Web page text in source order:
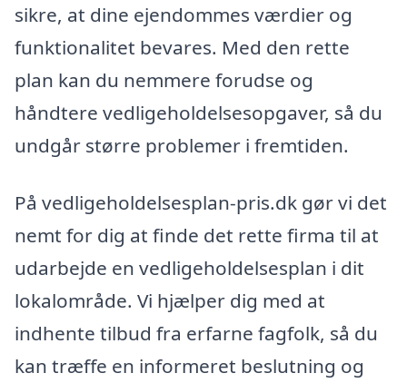
sikre, at dine ejendommes værdier og
funktionalitet bevares. Med den rette
plan kan du nemmere forudse og
håndtere vedligeholdelsesopgaver, så du
undgår større problemer i fremtiden.
På vedligeholdelsesplan-pris.dk gør vi det
nemt for dig at finde det rette firma til at
udarbejde en vedligeholdelsesplan i dit
lokalområde. Vi hjælper dig med at
indhente tilbud fra erfarne fagfolk, så du
kan træffe en informeret beslutning og